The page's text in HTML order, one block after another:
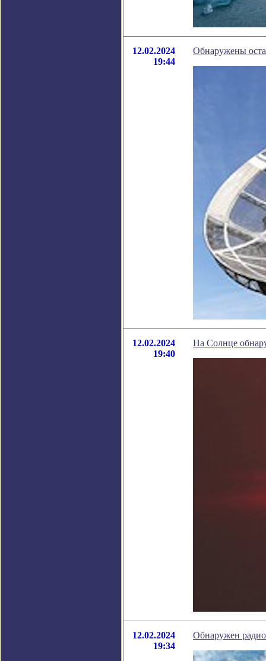
12.02.2024
19:44
Обнаружены
12.02.2024
19:40
На Солнце
12.02.2024
19:34
Обнаружен